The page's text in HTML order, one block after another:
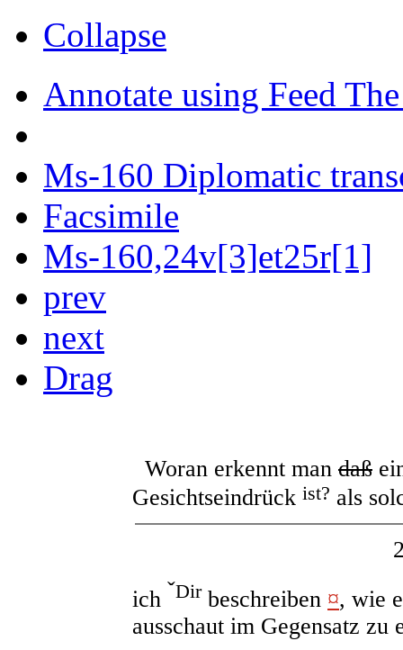
Collapse
Annotate using Feed
Ms-160 Diplomatic
Facsimile
Ms-160,24v[3]et25r[1]
prev
next
Drag
Woran erkennt man daß
Gesichtseindrück ist? als
ich ˇDirbeschreiben ¤, wie
ausschaut im Gegensatz zu